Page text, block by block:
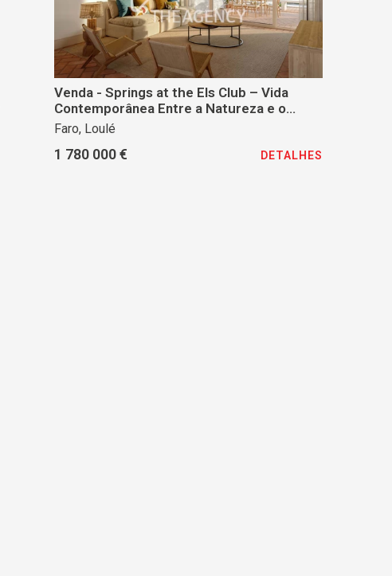
Venda - Springs at the Els Club – Vida
Contemporânea Entre a Natureza e o
Golfe
Faro, Loulé
1 780 000 € DETALHES